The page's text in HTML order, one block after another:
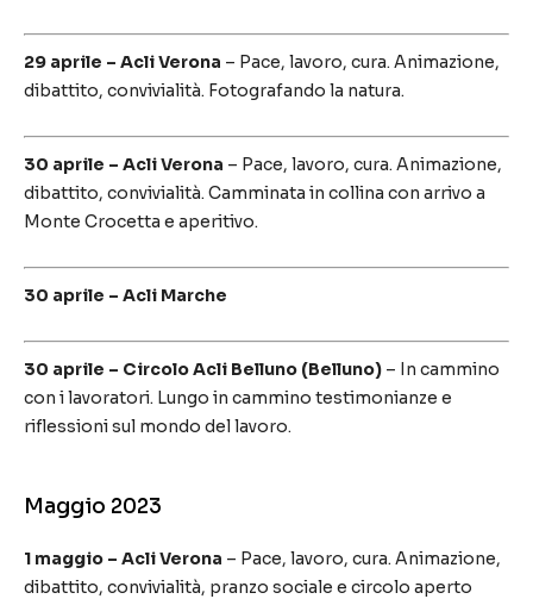
29 aprile – Acli Verona – Pace, lavoro, cura. Animazione,
dibattito, convivialità. Fotografando la natura.
30 aprile – Acli Verona – Pace, lavoro, cura. Animazione,
dibattito, convivialità. Camminata in collina con arrivo a
Monte Crocetta e aperitivo.
30 aprile – Acli Marche
30 aprile – Circolo Acli Belluno (Belluno) – In cammino
con i lavoratori. Lungo in cammino testimonianze e
riflessioni sul mondo del lavoro.
Maggio 2023
1 maggio – Acli Verona – Pace, lavoro, cura. Animazione,
dibattito, convivialità, pranzo sociale e circolo aperto